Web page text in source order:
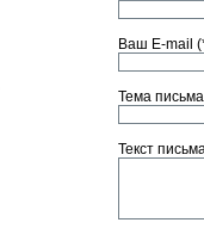
Ваш E-mail
Тема
Текст